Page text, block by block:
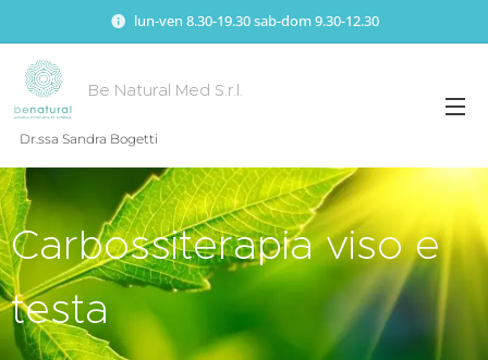
lun-ven 8.30-19.30 sab-dom 9.30-12.30
Be Natural Med S.r.l.
Dr.ssa Sandra Bogetti
Carbossiterapia viso e
testa